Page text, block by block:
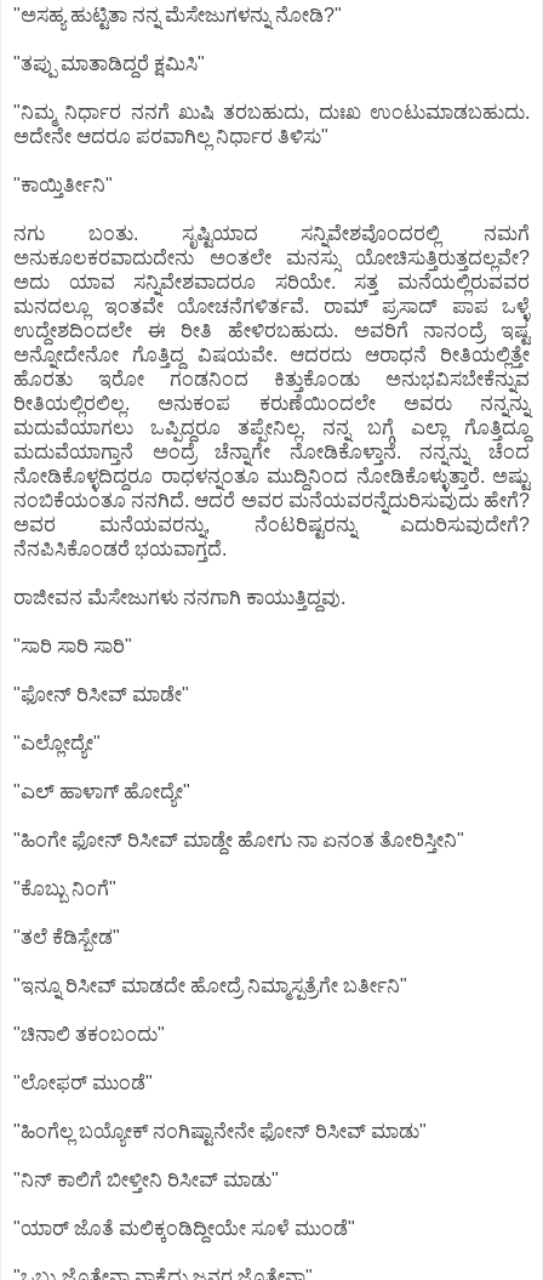
"ಅಸಹ್ಯ ಹುಟ್ಟಿತಾ ನನ್ನ ಮೆಸೇಜುಗಳನ್ನು ನೋಡಿ?"
"ತಪ್ಪು ಮಾತಾಡಿದ್ದರೆ ಕ್ಷಮಿಸಿ"
"ನಿಮ್ಮ ನಿರ್ಧಾರ ನನಗೆ ಖುಷಿ ತರಬಹುದು, ದುಃಖ ಉಂಟುಮಾಡಬಹುದು.
ಅದೇನೇ ಆದರೂ ಪರವಾಗಿಲ್ಲ ನಿರ್ಧಾರ ತಿಳಿಸು"
"ಕಾಯ್ತಿರ್ತೀನಿ"
ನಗು ಬಂತು. ಸೃಷ್ಟಿಯಾದ ಸನ್ನಿವೇಶವೊಂದರಲ್ಲಿ ನಮಗೆ
ಅನುಕೂಲಕರವಾದುದೇನು ಅಂತಲೇ ಮನಸ್ಸು ಯೋಚಿಸುತ್ತಿರುತ್ತದಲ್ಲವೇ?
ಅದು ಯಾವ ಸನ್ನಿವೇಶವಾದರೂ ಸರಿಯೇ. ಸತ್ತ ಮನೆಯಲ್ಲಿರುವವರ
ಮನದಲ್ಲೂ ಇಂತವೇ ಯೋಚನೆಗಳಿರ್ತವೆ. ರಾಮ್ ಪ್ರಸಾದ್ ಪಾಪ ಒಳ್ಳೆ
ಉದ್ದೇಶದಿಂದಲೇ ಈ ರೀತಿ ಹೇಳಿರಬಹುದು. ಅವರಿಗೆ ನಾನಂದ್ರೆ ಇಷ್ಟ
ಅನ್ನೋದೇನೋ ಗೊತ್ತಿದ್ದ ವಿಷಯವೇ. ಆದರದು ಆರಾಧನೆ ರೀತಿಯಲ್ಲಿತ್ತೇ
ಹೊರತು ಇರೋ ಗಂಡನಿಂದ ಕಿತ್ತುಕೊಂಡು ಅನುಭವಿಸಬೇಕೆನ್ನುವ
ರೀತಿಯಲ್ಲಿರಲಿಲ್ಲ. ಅನುಕಂಪ ಕರುಣೆಯಿಂದಲೇ ಅವರು ನನ್ನನ್ನು
ಮದುವೆಯಾಗಲು ಒಪ್ಪಿದ್ದರೂ ತಪ್ಪೇನಿಲ್ಲ. ನನ್ನ ಬಗ್ಗೆ ಎಲ್ಲಾ ಗೊತ್ತಿದ್ದೂ
ಮದುವೆಯಾಗ್ತಾನೆ ಅಂದ್ರೆ ಚೆನ್ನಾಗೇ ನೋಡಿಕೊಳ್ತಾನೆ. ನನ್ನನ್ನು ಚೆಂದ
ನೋಡಿಕೊಳ್ಳದಿದ್ದರೂ ರಾಧಳನ್ನಂತೂ ಮುದ್ದಿನಿಂದ ನೋಡಿಕೊಳ್ಳುತ್ತಾರೆ. ಅಷ್ಟು
ನಂಬಿಕೆಯಂತೂ ನನಗಿದೆ. ಆದರೆ ಅವರ ಮನೆಯವರನ್ನೆದುರಿಸುವುದು ಹೇಗೆ?
ಅವರ ಮನೆಯವರನ್ನು, ನೆಂಟರಿಷ್ಟರನ್ನು ಎದುರಿಸುವುದೇಗೆ?
ನೆನಪಿಸಿಕೊಂಡರೆ ಭಯವಾಗ್ತದೆ.
ರಾಜೀವನ ಮೆಸೇಜುಗಳು ನನಗಾಗಿ ಕಾಯುತ್ತಿದ್ದವು.
"ಸಾರಿ ಸಾರಿ ಸಾರಿ"
"ಫೋನ್ ರಿಸೀವ್ ಮಾಡೇ"
"ಎಲ್ಲೋದ್ಯೇ"
"ಎಲ್ ಹಾಳಾಗ್ ಹೋದ್ಯೇ"
"ಹಿಂಗೇ ಫೋನ್ ರಿಸೀವ್ ಮಾಡ್ದೇ ಹೋಗು ನಾ ಏನಂತ ತೋರಿಸ್ತೀನಿ"
"ಕೊಬ್ಬು ನಿಂಗೆ"
"ತಲೆ ಕೆಡಿಸ್ಬೇಡ"
"ಇನ್ನೂ ರಿಸೀವ್ ಮಾಡದೇ ಹೋದ್ರೆ ನಿಮ್ಮಾಸ್ಪತ್ರೆಗೇ ಬರ್ತೀನಿ"
"ಚಿನಾಲಿ ತಕಂಬಂದು"
"ಲೋಫರ್ ಮುಂಡೆ"
"ಹಿಂಗೆಲ್ಲ ಬಯ್ಯೋಕ್ ನಂಗಿಷ್ಟಾನೇನೇ ಫೋನ್ ರಿಸೀವ್ ಮಾಡು"
"ನಿನ್ ಕಾಲಿಗೆ ಬೀಳ್ತೀನಿ ರಿಸೀವ್ ಮಾಡು"
"ಯಾರ್ ಜೊತೆ ಮಲಿಕ್ಕಂಡಿದ್ದೀಯೇ ಸೂಳೆ ಮುಂಡೆ"